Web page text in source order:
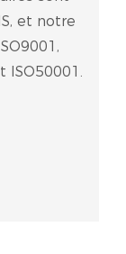
et notre
ISO50001.